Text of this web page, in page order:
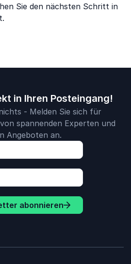
Sie den nächsten Schritt in
in Ihren Posteingang!
- Melden Sie sich für
spannenden Experten und
Angeboten an.
abonnieren